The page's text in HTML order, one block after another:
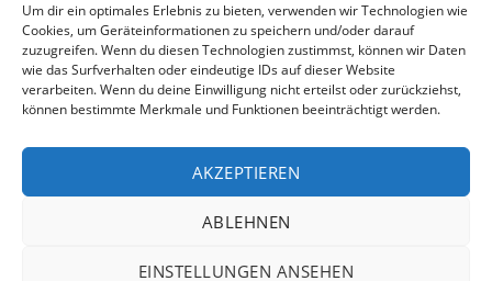
Um dir ein optimales Erlebnis zu bieten, verwenden wir Technologien wie
Cookies, um Geräteinformationen zu speichern und/oder darauf
zuzugreifen. Wenn du diesen Technologien zustimmst, können wir Daten
wie das Surfverhalten oder eindeutige IDs auf dieser Website
verarbeiten. Wenn du deine Einwilligung nicht erteilst oder zurückziehst,
können bestimmte Merkmale und Funktionen beeinträchtigt werden.
AKZEPTIEREN
ABLEHNEN
EINSTELLUNGEN ANSEHEN
Situationen dar.
Beitragsaufrufe: 129